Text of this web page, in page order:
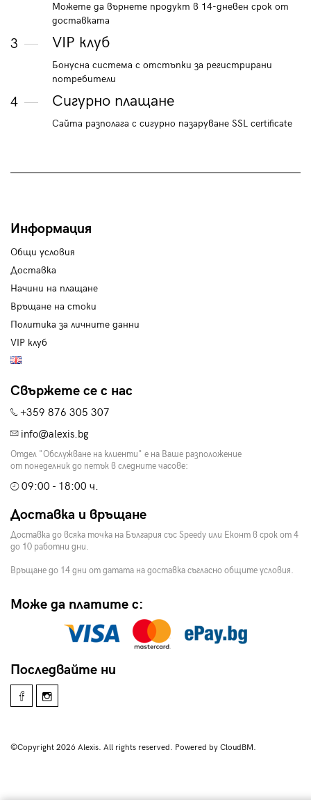
Можете да върнете продукт в 14-дневен срок от
доставката
3 VIP клуб
Бонусна система с отстъпки за регистрирани
потребители
4 Сигурно плащане
Сайта разполага с сигурно пазаруване SSL certificate
Информация
Общи условия
Доставка
Начини на плащане
Връщане на стоки
Политика за личните данни
VIP клуб
Свържете се с нас
+359 876 305 307
info@alexis.bg
Отдел "Обслужване на клиенти" е на Ваше разположение
от понеделник до петък в следните часове:
09:00 - 18:00 ч.
Доставка и връщане
Доставка до всяка точка на България със Speedy или Еконт в срок от 4
до 10 работни дни.
Връщане до 14 дни от датата на доставка съгласно общите условия.
Може да платите с:
Последвайте ни
©Copyright 2026 Alexis. All rights reserved. Powered by CloudBM.